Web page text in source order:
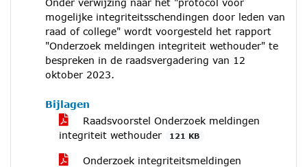
Onder verwijzing naar het "protocol voor
mogelijke integriteitsschendingen door leden van
raad of college" wordt voorgesteld het rapport
"Onderzoek meldingen integriteit wethouder" te
bespreken in de raadsvergadering van 12
oktober 2023.
Bijlagen
Raadsvoorstel Onderzoek meldingen
integriteit wethouder
121 KB
Onderzoek integriteitsmeldingen